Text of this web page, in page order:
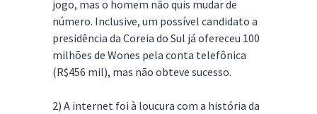
jogo, mas o homem não quis mudar de
número. Inclusive, um possível candidato a
presidência da Coreia do Sul já ofereceu 100
milhões de Wones pela conta telefônica
(R$456 mil), mas não obteve sucesso.
2) A internet foi à loucura com a história da